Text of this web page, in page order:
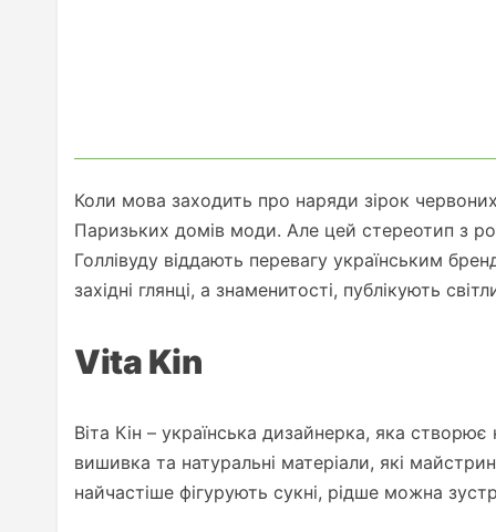
Коли мова заходить про наряди зірок
Паризьких домів моди. Але цей стереотип з
Голлівуду віддають перевагу українським
західні глянці, а знаменитості, публікують
Vita Kin
Віта Кін – українська дизайнерка, яка
вишивка та натуральні матеріали, які
найчастіше фігурують сукні, рідше можна